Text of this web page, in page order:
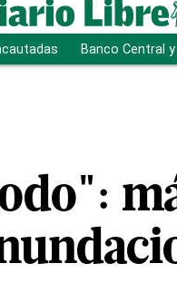
Banco Central